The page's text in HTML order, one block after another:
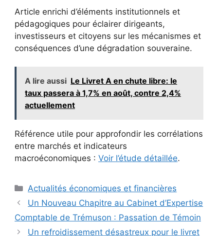
Article enrichi d’éléments institutionnels et
pédagogiques pour éclairer dirigeants,
investisseurs et citoyens sur les mécanismes et
conséquences d’une dégradation souveraine.
A lire aussi Le Livret A en chute libre: le
taux passera à 1,7% en août, contre 2,4%
actuellement
Référence utile pour approfondir les corrélations
entre marchés et indicateurs
macroéconomiques : Voir l’étude détaillée.
Catégories
Actualités économiques et financières
Un Nouveau Chapitre au Cabinet d’Expertise
Comptable de Trémuson : Passation de Témoin
Un refroidissement désastreux pour le livret